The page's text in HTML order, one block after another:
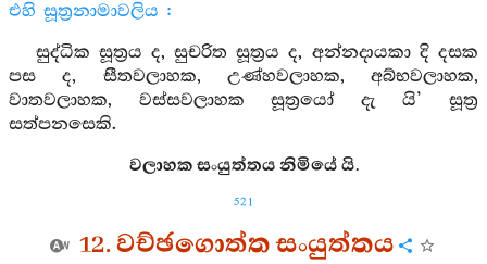
එහි සූත්‍රනාමාවලිය :
සුද්ධික සූත්‍රය ද, සුචරිත සූත්‍රය ද, අන්නදායකා දි දසක
පස ද, සීතවලාහක, උණ්හවලාහක, අබ්භවලාහක,
වාතවලාහක, වස්සවලාහක සූත්‍රයෝ දැ යි’ සූත්‍ර
සත්පනසෙකි.
වලාහක සංයුත්තය නිමියේ යි.
521
12. වච්ඡගොත්ත සංයුත්තය